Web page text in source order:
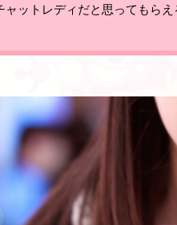
ットレディだと思ってもらえ